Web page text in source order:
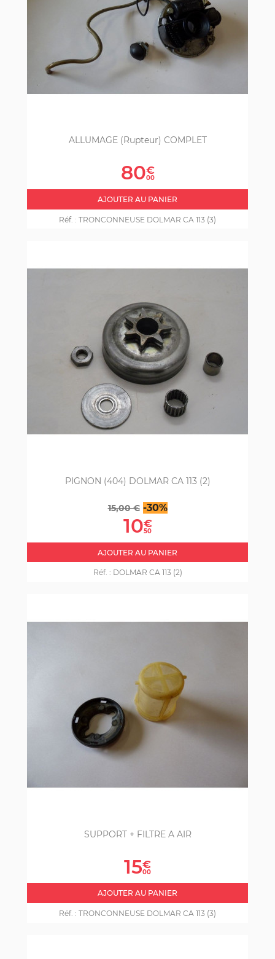
ALLUMAGE (rupteur) COMPLET
Prix
80€
00
AJOUTER AU PANIER
Réf. : TRONCONNEUSE DOLMAR CA 113 (3)
PIGNON (404) DOLMAR CA 113 (2)
Prix
base
15,00 € -30%Prix
10€
50
AJOUTER AU PANIER
Réf. : DOLMAR CA 113 (2)
SUPPORT + FILTRE A AIR
Prix
15€
00
AJOUTER AU PANIER
Réf. : TRONCONNEUSE DOLMAR CA 113 (3)